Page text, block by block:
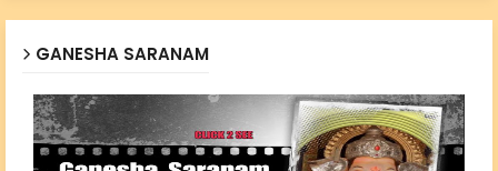
GANESHA SARANAM